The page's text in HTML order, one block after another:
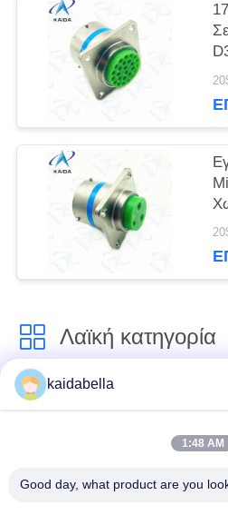
Λαϊκή κατηγορία
Η σειρά MIL-DTL-
Στρογγυλός
kaidabella
1:48 AM
Good day, what product are you